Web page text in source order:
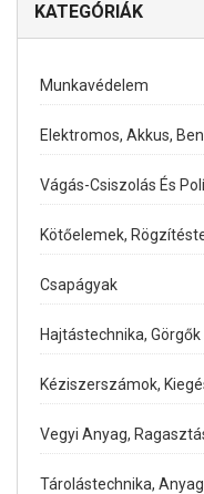
KATEGÓRIÁK
Munkavédelem
Elektromos, Akkus,
Vágás-Csiszolás És
Kötőelemek,
Csapágyak
Hajtástechnika, Görgők
Kéziszerszámok,
Vegyi Anyag,
Tárolástechnika,